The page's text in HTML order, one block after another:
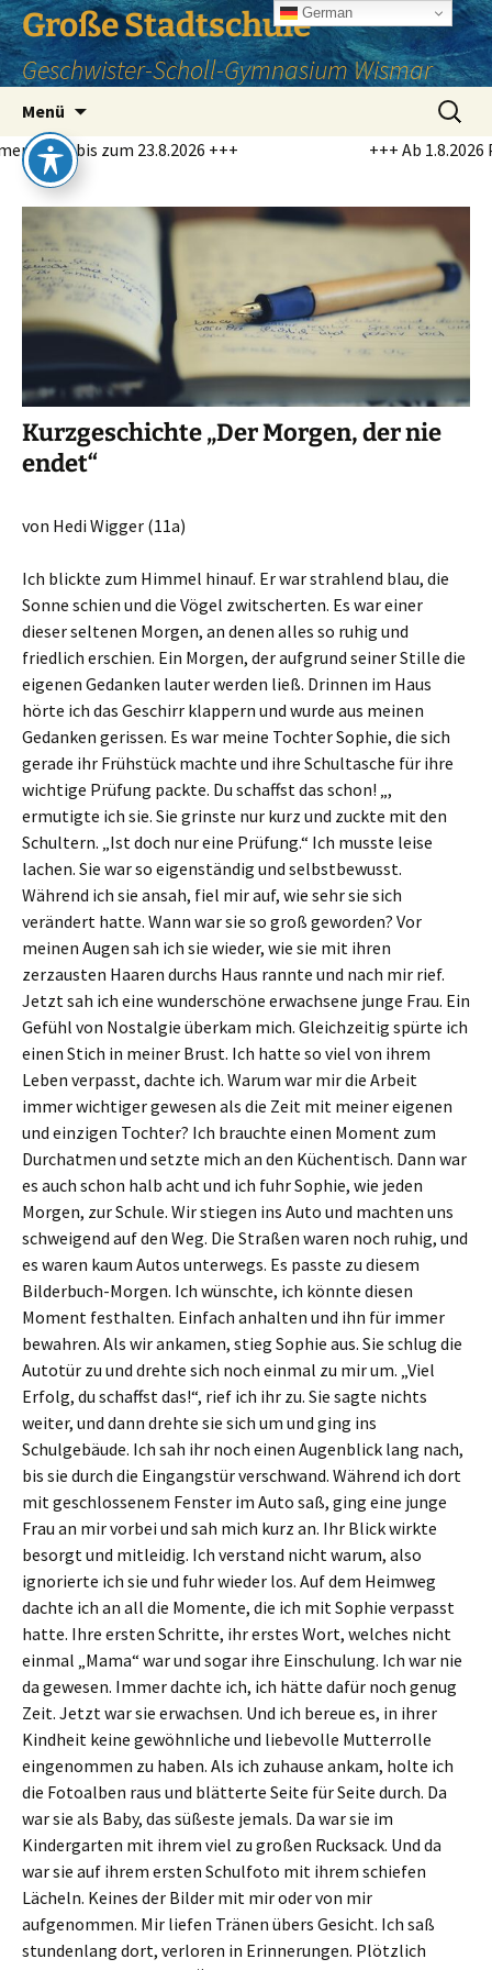
Zum
Inhalt
springen
Große Stadtschule
Geschwister-Scholl-Gymnasium Wismar
Menü
Suchen
nach:
23.8.2026 +++
+++ Ab 1.8.2026
Kurzgeschichte „Der Morgen, der nie
endet“
von Hedi Wigger (11a)
Ich blickte zum Himmel hinauf. Er war strahlend blau, die
Sonne schien und die Vögel zwitscherten. Es war einer
dieser seltenen Morgen, an denen alles so ruhig und
friedlich erschien. Ein Morgen, der aufgrund seiner Stille die
eigenen Gedanken lauter werden ließ. Drinnen im Haus
hörte ich das Geschirr klappern und wurde aus meinen
Gedanken gerissen. Es war meine Tochter Sophie, die sich
gerade ihr Frühstück machte und ihre Schultasche für ihre
wichtige Prüfung packte. Du schaffst das schon! „,
ermutigte ich sie. Sie grinste nur kurz und zuckte mit den
Schultern. „Ist doch nur eine Prüfung.“ Ich musste leise
lachen. Sie war so eigenständig und selbstbewusst.
Während ich sie ansah, fiel mir auf, wie sehr sie sich
verändert hatte. Wann war sie so groß geworden? Vor
meinen Augen sah ich sie wieder, wie sie mit ihren
zerzausten Haaren durchs Haus rannte und nach mir rief.
Jetzt sah ich eine wunderschöne erwachsene junge Frau. Ein
Gefühl von Nostalgie überkam mich. Gleichzeitig spürte ich
einen Stich in meiner Brust. Ich hatte so viel von ihrem
Leben verpasst, dachte ich. Warum war mir die Arbeit
immer wichtiger gewesen als die Zeit mit meiner eigenen
und einzigen Tochter? Ich brauchte einen Moment zum
Durchatmen und setzte mich an den Küchentisch. Dann war
es auch schon halb acht und ich fuhr Sophie, wie jeden
Morgen, zur Schule. Wir stiegen ins Auto und machten uns
schweigend auf den Weg. Die Straßen waren noch ruhig, und
es waren kaum Autos unterwegs. Es passte zu diesem
Bilderbuch-Morgen. Ich wünschte, ich könnte diesen
Moment festhalten. Einfach anhalten und ihn für immer
bewahren. Als wir ankamen, stieg Sophie aus. Sie schlug die
Autotür zu und drehte sich noch einmal zu mir um. „Viel
Erfolg, du schaffst das!“, rief ich ihr zu. Sie sagte nichts
weiter, und dann drehte sie sich um und ging ins
Schulgebäude. Ich sah ihr noch einen Augenblick lang nach,
bis sie durch die Eingangstür verschwand. Während ich dort
mit geschlossenem Fenster im Auto saß, ging eine junge
Frau an mir vorbei und sah mich kurz an. Ihr Blick wirkte
besorgt und mitleidig. Ich verstand nicht warum, also
ignorierte ich sie und fuhr wieder los. Auf dem Heimweg
dachte ich an all die Momente, die ich mit Sophie verpasst
hatte. Ihre ersten Schritte, ihr erstes Wort, welches nicht
einmal „Mama“ war und sogar ihre Einschulung. Ich war nie
da gewesen. Immer dachte ich, ich hätte dafür noch genug
Zeit. Jetzt war sie erwachsen. Und ich bereue es, in ihrer
Kindheit keine gewöhnliche und liebevolle Mutterrolle
eingenommen zu haben. Als ich zuhause ankam, holte ich
die Fotoalben raus und blätterte Seite für Seite durch. Da
war sie als Baby, das süßeste jemals. Da war sie im
Kindergarten mit ihrem viel zu großen Rucksack. Und da
war sie auf ihrem ersten Schulfoto mit ihrem schiefen
Lächeln. Keines der Bilder mit mir oder von mir
aufgenommen. Mir liefen Tränen übers Gesicht. Ich saß
stundenlang dort, verloren in Erinnerungen. Plötzlich
German